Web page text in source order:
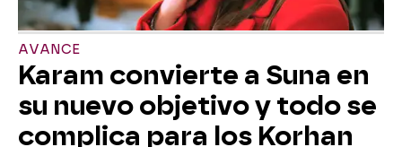
AVANCE
Karam convierte a Suna en
su nuevo objetivo y todo se
complica para los Korhan